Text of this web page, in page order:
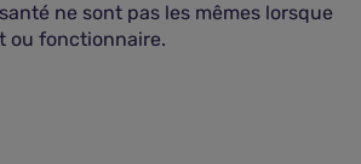
ne sont pas les mêmes lorsque
ou fonctionnaire.